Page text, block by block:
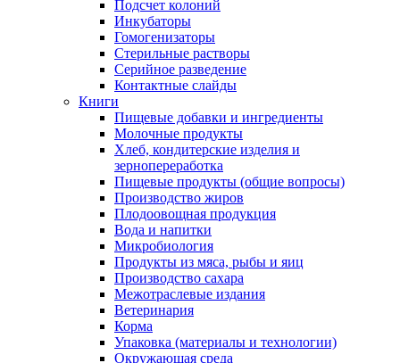
Подсчет колоний
Инкубаторы
Гомогенизаторы
Стерильные растворы
Серийное разведение
Контактные слайды
Книги
Пищевые добавки и ингредиенты
Молочные продукты
Хлеб, кондитерские изделия и
зернопереработка
Пищевые продукты (общие вопросы)
Производство жиров
Плодоовощная продукция
Вода и напитки
Микробиология
Продукты из мяса, рыбы и яиц
Производство сахара
Межотраслевые издания
Ветеринария
Корма
Упаковка (материалы и технологии)
Окружающая среда